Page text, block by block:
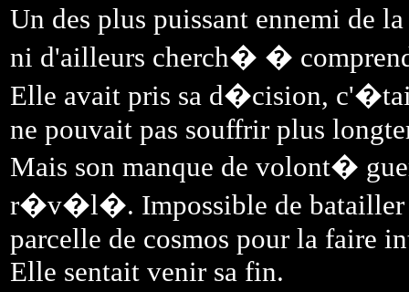
Un des plus puissant ennemi de
ni d'ailleurs cherch� �
Elle avait pris sa d�cision,
ne pouvait pas souffrir plus
Mais son manque de volont�
r�v�l�. Impossible de batailler
parcelle de cosmos pour la faire
Elle sentait venir sa fin.